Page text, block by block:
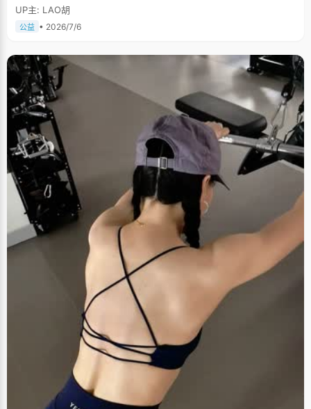
UP主: LAO胡
公益 • 2026/7/6